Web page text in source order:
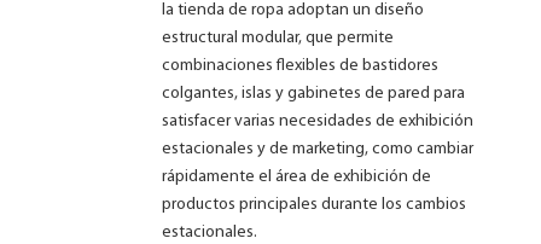
la tienda de ropa adoptan un diseño
estructural modular, que permite
combinaciones flexibles de bastidores
colgantes, islas y gabinetes de pared para
satisfacer varias necesidades de exhibición
estacionales y de marketing, como cambiar
rápidamente el área de exhibición de
productos principales durante los cambios
estacionales.